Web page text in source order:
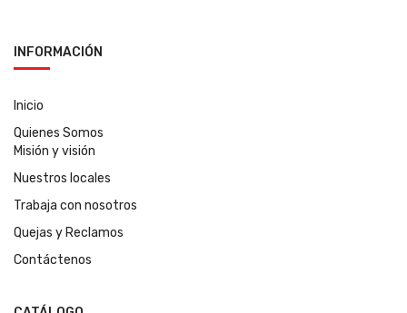
INFORMACIÓN
Inicio
Quienes Somos
Misión y visión
Nuestros locales
Trabaja con nosotros
Quejas y Reclamos
Contáctenos